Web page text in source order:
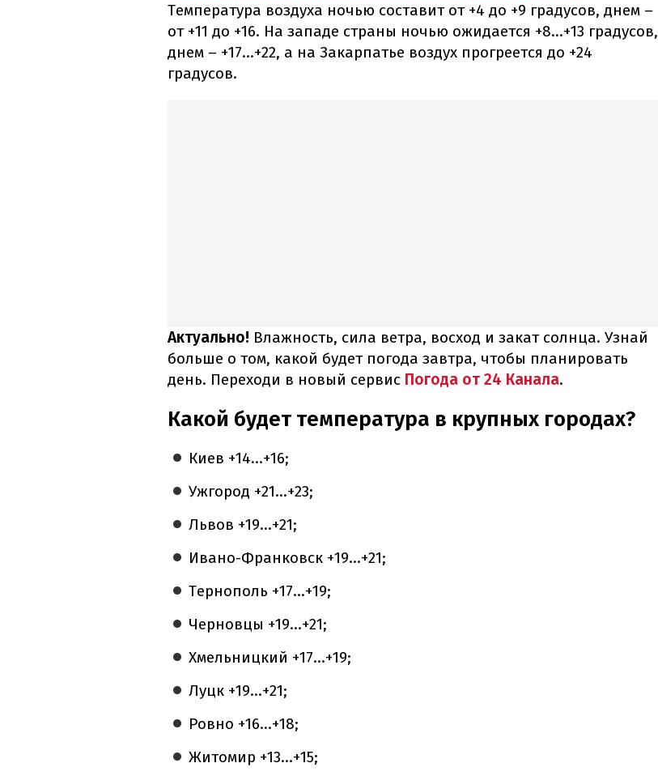
Температура воздуха ночью составит от +4 до +9 градусов, днем –
от +11 до +16. На западе страны ночью ожидается +8...+13 градусов,
днем – +17...+22, а на Закарпатье воздух прогреется до +24
градусов.
Актуально! Влажность, сила ветра, восход и закат солнца. Узнай
больше о том, какой будет погода завтра, чтобы планировать
день. Переходи в новый сервис Погода от 24 Канала.
Какой будет температура в крупных городах?
Киев +14...+16;
Ужгород +21...+23;
Львов +19...+21;
Ивано-Франковск +19...+21;
Тернополь +17...+19;
Черновцы +19...+21;
Хмельницкий +17...+19;
Луцк +19...+21;
Ровно +16...+18;
Житомир +13...+15;